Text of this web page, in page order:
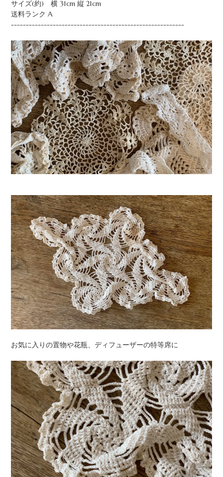
サイズ(約) 横 31cm 縦 21cm
送料ランク A
----------------------------------------------------------
お気に入りの置物や花瓶、ディフューザーの特等席に